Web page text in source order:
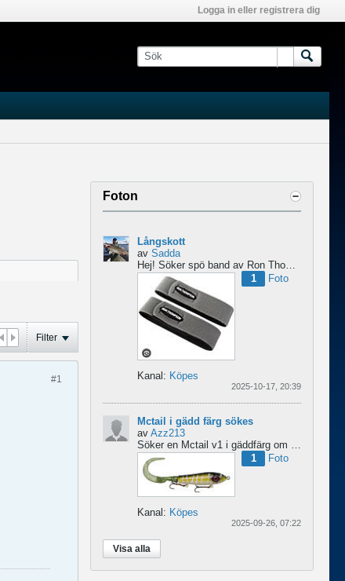
Logga in eller registrera dig
Filter
#1
Foton
Långskott
av Sadda
Hej! Söker spö band av Ron Thompson. Är de bara i hyfsat skick så köper jag gärna ett par....
1
Foto
Kanal: Köpes
2025-10-17, 20:39
Mctail i gädd färg sökes
av Azz213
1
Foto
Kanal: Köpes
2025-09-26, 07:22
Visa alla